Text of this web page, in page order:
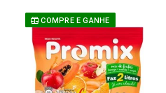
COMPRE E GANHE